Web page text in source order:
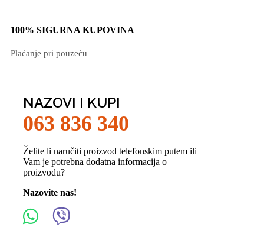
100% SIGURNA KUPOVINA
Plaćanje pri pouzeću
NAZOVI I KUPI
063 836 340
Želite li naručiti proizvod telefonskim putem ili
Vam je potrebna dodatna informacija o
proizvodu?
Nazovite nas!